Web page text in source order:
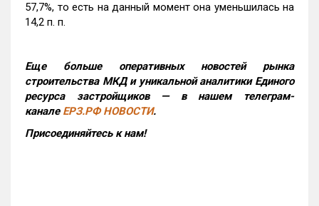
57,7%, то есть на данный момент она уменьшилась на
14,2 п. п.
Еще больше оперативных новостей рынка
строительства МКД и уникальной аналитики Единого
ресурса застройщиков — в нашем телеграм-
канале ЕРЗ.РФ НОВОСТИ.
Присоединяйтесь к нам!